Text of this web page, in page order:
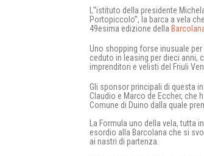
L''istituto della presidente
Portopiccolo”, la barca a vela
49esima edizione della
Uno shopping forse inusuale
ceduto in leasing per dieci anni,
imprenditori e velisti del Friuli
Gli sponsor principali di questa
Claudio e Marco de Eccher,
Comune di Duino dalla quale
La Formula uno della vela,
esordio alla Barcolana che si
ai nastri di partenza.